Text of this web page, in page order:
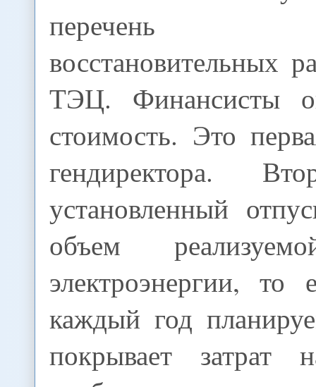
перечень
восстановительных
ТЭЦ. Финансисты
стоимость. Это
гендиректора.
установленный
объем
электроэнергии,
каждый год
покрывает затрат